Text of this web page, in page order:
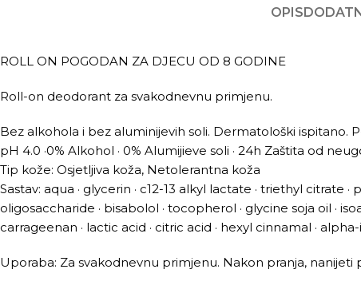
OPIS
ROLL ON POGODAN ZA DJECU OD 8 GODINE
Roll-on deodorant za svakodnevnu primjenu.
Bez alkohola i bez aluminijevih soli. Dermatološki ispitano.
pH 4.0 ·0% Alkohol · 0% Alumijieve soli · 24h Zaštita od
Tip kože: Osjetljiva koža, Netolerantna koža
Sastav: aqua · glycerin · c12-13 alkyl lactate · triethyl
oligosaccharide · bisabolol · tocopherol · glycine soja oil ·
carrageenan · lactic acid · citric acid · hexyl cinnamal ·
Uporaba: Za svakodnevnu primjenu. Nakon pranja, nanijeti